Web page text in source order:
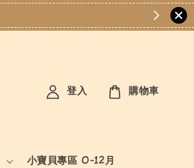
小寶貝專區 0-12月
登入 購物車